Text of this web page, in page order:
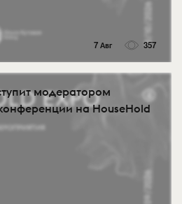
7 Авг 357
модератором
на HouseHold